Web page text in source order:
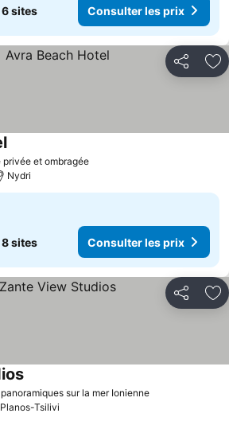
6 sites Consulter les prix
Partager
privée et ombragée
Nydri
8 sites Consulter les prix
Partager
sur la mer Ionienne
Planos-Tsilivi